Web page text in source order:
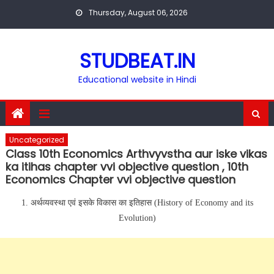
Thursday, August 06, 2026
STUDBEAT.IN
Educational website in Hindi
Uncategorized
Class 10th Economics Arthvyvstha aur iske vikas
ka itihas chapter vvi objective question , 10th
Economics Chapter vvi objective question
1. अर्थव्यवस्था एवं इसके विकास का इतिहास (History of Economy and its
Evolution)